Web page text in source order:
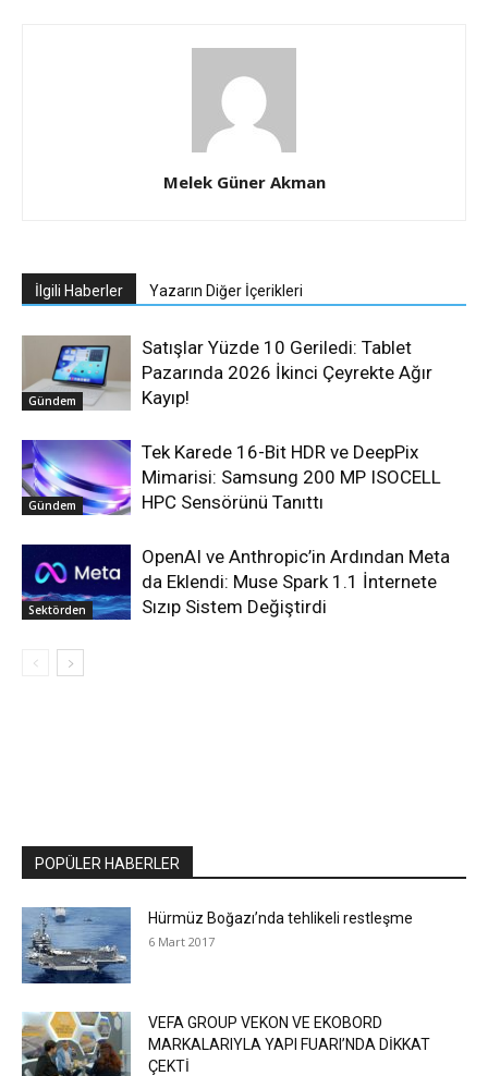
Melek Güner Akman
İlgili Haberler Yazarın Diğer İçerikleri
Gündem
Satışlar Yüzde 10 Geriledi: Tablet
Pazarında 2026 İkinci Çeyrekte Ağır
Kayıp!
Gündem
Tek Karede 16-Bit HDR ve DeepPix
Mimarisi: Samsung 200 MP ISOCELL
HPC Sensörünü Tanıttı
Sektörden
OpenAI ve Anthropic’in Ardından Meta
da Eklendi: Muse Spark 1.1 İnternete
Sızıp Sistem Değiştirdi
POPÜLER HABERLER
Hürmüz Boğazı’nda tehlikeli restleşme
6 Mart 2017
VEFA GROUP VEKON VE EKOBORD
MARKALARIYLA YAPI FUARI’NDA DİKKAT
ÇEKTİ